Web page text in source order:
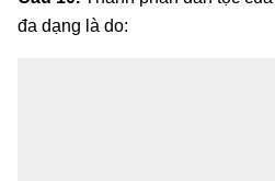
đa dạng là do: